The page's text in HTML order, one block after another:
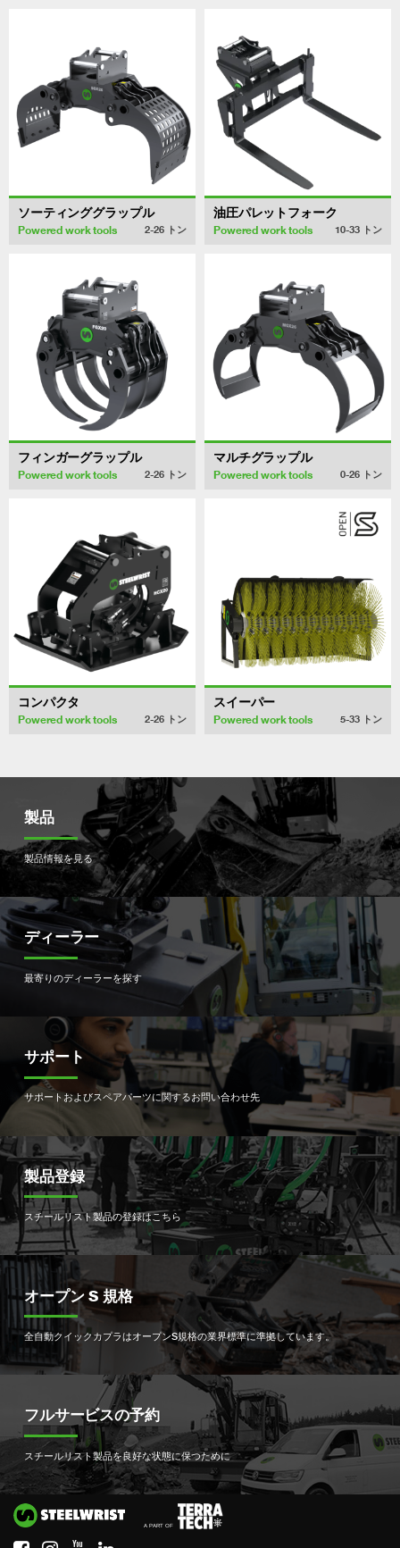
ソーティンググラップル
Powered work tools 2-26 トン
油圧パレットフォーク
Powered work tools 10-33 トン
フィンガーグラップル
Powered work tools 2-26 トン
マルチグラップル
Powered work tools 0-26 トン
コンパクタ
Powered work tools 2-26 トン
スイーパー
Powered work tools 5-33 トン
製品
製品情報を見る
ディーラー
最寄りのディーラーを探す
サポート
サポートおよびスペアパーツに関するお問い合わせ先
製品登録
スチールリスト製品の登録はこちら
オープン S 規格
全自動クイックカプラはオープンS規格の業界標準に準拠しています。
フルサービスの予約
スチールリスト製品を良好な状態に保つために